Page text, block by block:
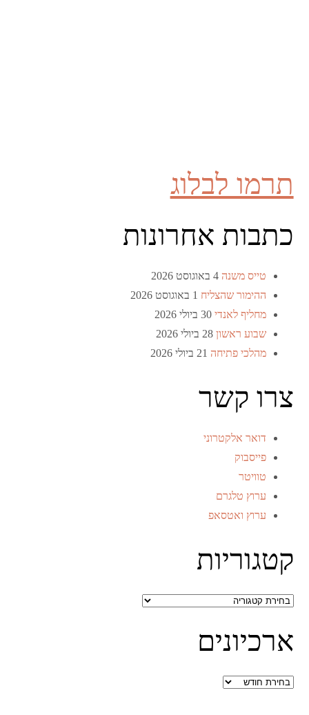
תרמו לבלוג
כתבות אחרונות
טייס משנה 4 באוגוסט 2026
ההימור שהצליח 1 באוגוסט 2026
מחליף לאנדי 30 ביולי 2026
שבוע ראשון 28 ביולי 2026
מהלכי פתיחה 21 ביולי 2026
צרו קשר
דואר אלקטרוני
פייסבוק
טוויטר
ערוץ טלגרם
ערוץ ואטסאפ
קטגוריות
קטגוריות
ארכיונים
ארכיונים